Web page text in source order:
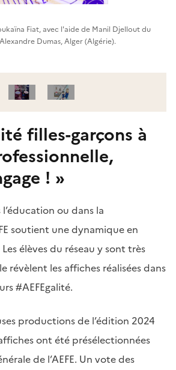
Fiat, avec l'aide de Manil Djellout du
Dumas, Alger (Algérie).
filles-garçons à
! »
ou dans la
soutient une dynamique en
élèves du réseau y sont très
révèlent les affiches réalisées dans
#AEFEgalité.
productions de l’édition 2024
ont été présélectionnées
de l’AEFE. Un vote des